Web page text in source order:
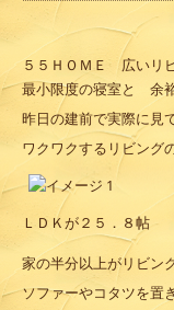
５５ＨＯＭＥ 広いリ
最小限度の寝室と 余
昨日の建前で実際に見
ワクワクするリビング
ＬＤＫが２５．８帖
家の半分以上がリビン
ソファーやコタツを置